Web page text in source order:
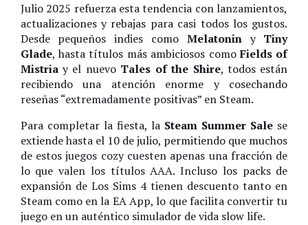
Julio 2025 refuerza esta tendencia con lanzamientos,
actualizaciones y rebajas para casi todos los gustos.
Desde pequeños indies como Melatoniny Tiny
Glade, hasta títulos más ambiciosos comoFields of
Mistriay el nuevo Tales of the Shire, todos están
recibiendo una atención enorme y cosechando
reseñas “extremadamente positivas” en Steam.
Para completar la fiesta, la Steam Summer Sale se
extiende hasta el 10 de julio, permitiendo que muchos
de estos juegos cozy cuesten apenas una fracción de
lo que valen los títulos AAA. Incluso los packs de
expansión de Los Sims 4 tienen descuento tanto en
Steam como en la EA App, lo que facilita convertir tu
juego en un auténtico simulador de vida slow life.